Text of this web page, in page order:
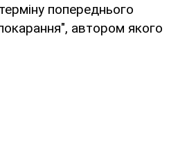
попереднього
автором якого